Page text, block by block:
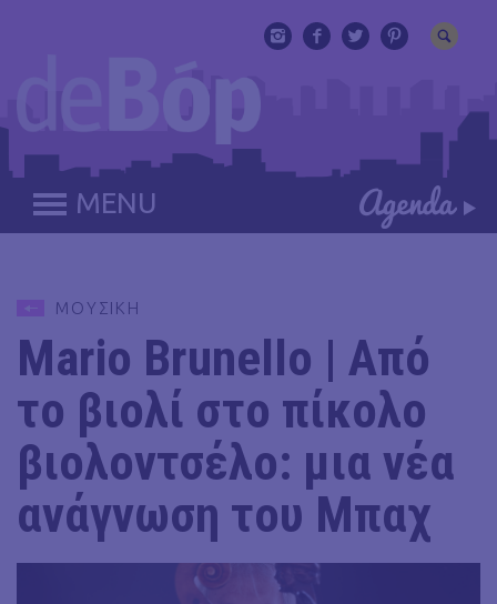
MENU
ΜΟΥΣΙΚΗ
Mario Brunello | Από
το βιολί στο πίκολο
βιολοντσέλο: μια νέα
ανάγνωση του Μπαχ